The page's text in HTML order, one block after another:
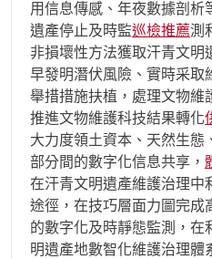
用信息傳感、年夜數據剖析
遺產停止及時監巡檢推薦測
非損壞性方法獲取汗青文明
早發明潛伏風險、實時采取
舉措措施扶植，處理文物維
推進文物維護科技結果轉化
大力度領土資本、天然生態
部分間的數字化信息共享，
在汗青文明遺產維護治理中
途徑，在技巧層面力圖完成
的數字化及時靜態監測，在
明遺產地數智化維護治理體